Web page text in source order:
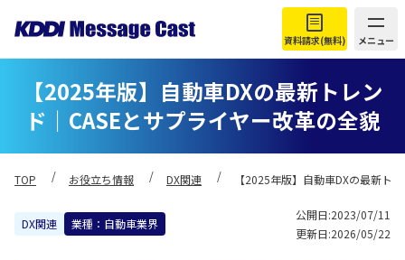
資料請求(無料) メニュー
【2025年版】自動車DXの最新トレン
ド｜CASEとサプライヤー改革の全貌
TOP お役立ち情報 DX関連 【2025年版】自動車DXの最新ト
DX関連 業種：自動車業界
公開日:2023/07/11
更新日:2026/05/22